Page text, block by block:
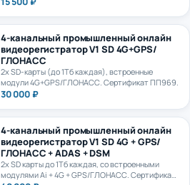
4-канальный промышленный онлайн
видеорегистратор V1 SD 4G+GPS/
ГЛОНАСС
2х SD-карты (до 1Тб каждая), встроенные
модули 4G+GPS/ГЛОНАСС. Сертификат ПП969.
30 000 ₽
4-канальный промышленный онлайн
видеорегистратор V1 SD 4G + GPS/
ГЛОНАСС + ADAS + DSM
2х SD карты до 1Тб каждая, со встроенными
модулями Ai + 4G + GPS/ГЛОНАСС. Сертификат
ПП969.
40 000 ₽